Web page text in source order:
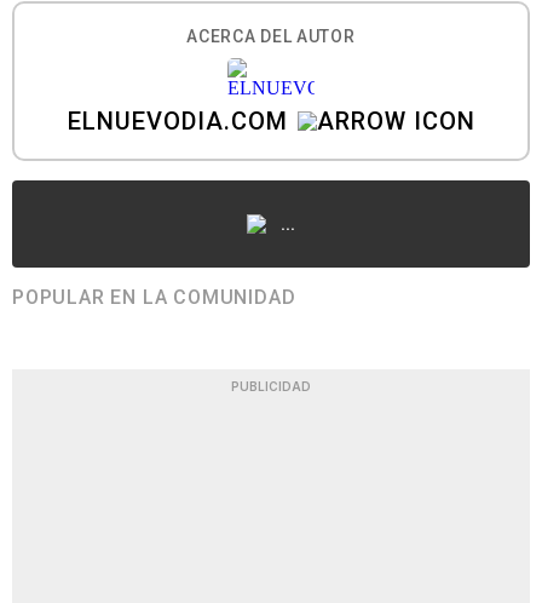
ACERCA DEL AUTOR
ELNUEVODIA.COM
...
POPULAR EN LA COMUNIDAD
PUBLICIDAD